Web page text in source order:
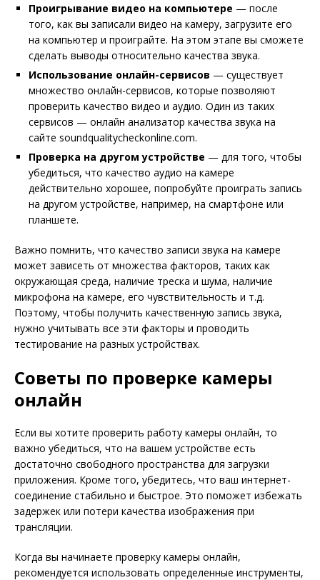
Проигрывание видео на компьютере — после
того, как вы записали видео на камеру, загрузите его
на компьютер и проиграйте. На этом этапе вы сможете
сделать выводы относительно качества звука.
Использование онлайн-сервисов — существует
множество онлайн-сервисов, которые позволяют
проверить качество видео и аудио. Один из таких
сервисов — онлайн анализатор качества звука на
сайте soundqualitycheckonline.com.
Проверка на другом устройстве — для того, чтобы
убедиться, что качество аудио на камере
действительно хорошее, попробуйте проиграть запись
на другом устройстве, например, на смартфоне или
планшете.
Важно помнить, что качество записи звука на камере
может зависеть от множества факторов, таких как
окружающая среда, наличие треска и шума, наличие
микрофона на камере, его чувствительность и т.д.
Поэтому, чтобы получить качественную запись звука,
нужно учитывать все эти факторы и проводить
тестирование на разных устройствах.
Советы по проверке камеры
онлайн
Если вы хотите проверить работу камеры онлайн, то
важно убедиться, что на вашем устройстве есть
достаточно свободного пространства для загрузки
приложения. Кроме того, убедитесь, что ваш интернет-
соединение стабильно и быстрое. Это поможет избежать
задержек или потери качества изображения при
трансляции.
Когда вы начинаете проверку камеры онлайн,
рекомендуется использовать определенные инструменты,